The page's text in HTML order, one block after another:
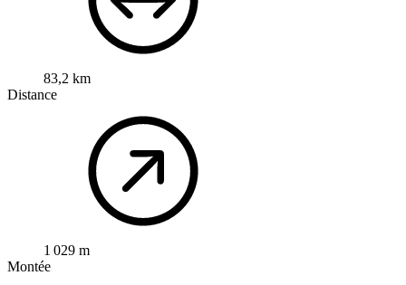
83,2 km
Distance
1 029 m
Montée